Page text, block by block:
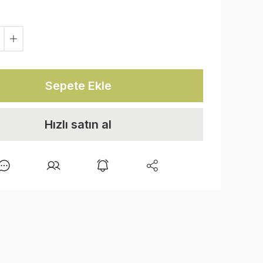
Sepete Ekle
Hızlı satın al